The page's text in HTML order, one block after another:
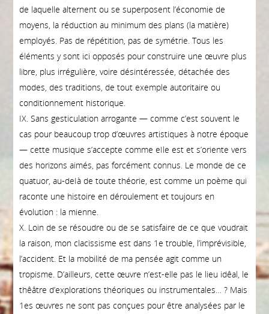
de laquelle alternent ou se superposent l’économie de
moyens, la réduction au minimum des plans (la matière)
employés. Pas de répétition, pas de symétrie. Tous les
éléments y sont ici opposés pour construire une œuvre plus
libre, plus irrégulière, voire désintéressée, détachée des
modes, des traditions, de tout exemple autoritaire ou
conditionnement historique.
IX. Sans gesticulation arrogante — comme c’est souvent le
cas pour beaucoup trop d’œuvres artistiques à notre époque
— cette musique s’accepte comme eIle est et s’oriente vers
des horizons aimés, pas forcément connus. Le monde de ce
quatuor, au-deIà de toute théorie, est comme un poème qui
raconte une histoire en déroulement et toujours en
évolution : la mienne.
X. Loin de se résoudre ou de se satisfaire de ce que voudrait
la raison, mon clacissisme est dans 1e trouble, l’imprévisible,
l’accident. Et la mobilité de ma pensée agit comme un
tropisme. D’ailleurs, cette œuvre n’est-elle pas le lieu idêal, le
thêâtre d’explorations théoriques ou instrumentales… ? Mais
1es œuvres ne sont pas conçues pour être analysées par le